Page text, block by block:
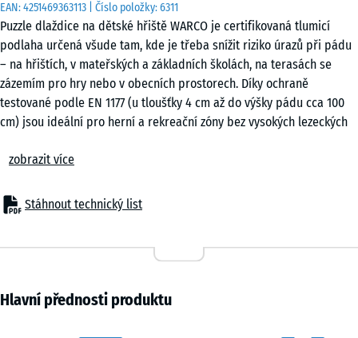
EAN:4251469363113 | Číslo položky:6311
Puzzle dlaždice na dětské hřiště WARCO je certifikovaná tlumicí
podlaha určená všude tam, kde je třeba snížit riziko úrazů při pádu
– na hřištích, v mateřských a základních školách, na terasách se
zázemím pro hry nebo v obecních prostorech. Díky ochraně
testované podle EN 1177 (u tloušťky 4 cm až do výšky pádu cca 100
cm) jsou ideální pro herní a rekreační zóny bez vysokých lezeckých
nebo ve fitness zónách představují puzzle dlaždice osvědčenou
Typické použití
– Herní plochy pro malé děti, balanční a pohybové zóny
– Terasy s herními prvky nebo odpočinkové plochy
– Domovy seniorů, rehabilitační a terapeutická zařízení
Materiál & konstrukce
zobrazit více
Stáhnout technický list
cm
|
0,25
m²
50
50
cm
- 324,00 Kč
Hlavní přednosti produktu